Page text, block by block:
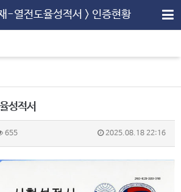
-열전도율성적서 > 인증현황
성적서
655 2025.08.18 22:16